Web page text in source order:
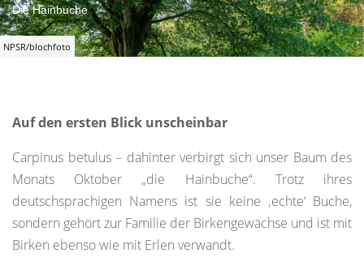
NPSR/blochfoto
Die Hainbuche
Auf den ersten Blick unscheinbar
Carpinus betulus – dahinter verbirgt sich unser Baum des
Monats Oktober „die Hainbuche“. Trotz ihres
deutschsprachigen Namens ist sie keine ‚echte‘ Buche,
sondern gehört zur Familie der Birkengewächse und ist mit
Birken ebenso wie mit Erlen verwandt.